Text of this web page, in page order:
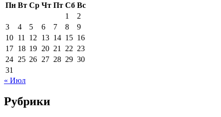
Пн Вт Ср Чт Пт Сб Вс
1
2
3
4 5 6 7 8
9
10 11 12 13 14 15 16
17 18 19 20 21 22 23
24 25 26 27 28 29 30
31
« Июл
Рубрики